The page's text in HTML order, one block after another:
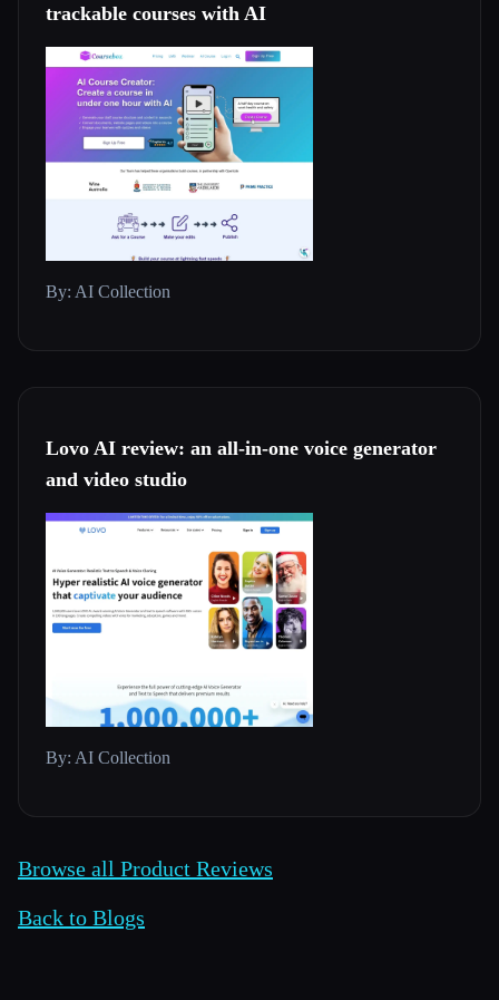
trackable courses with AI
By: AI Collection
Lovo AI review: an all-in-one voice generator
and video studio
By: AI Collection
Browse all Product Reviews
Back to Blogs